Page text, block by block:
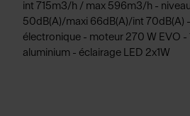
int 715m3/h / max 596m3/h -
50dB(A)/maxi 66dB(A)/int 70dB(A)
électronique - moteur 270 W EVO -
aluminium - éclairage LED 2x1W